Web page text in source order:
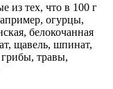
тех, что в 100 г
огурцы,
белокочанная
щавель, шпинат,
грибы, травы,